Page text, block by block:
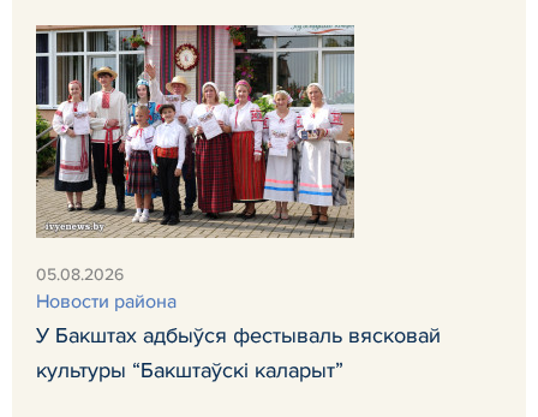
05.08.2026
Новости района
У Бакштах адбыўся фестываль вясковай
культуры “Бакштаўскі каларыт”